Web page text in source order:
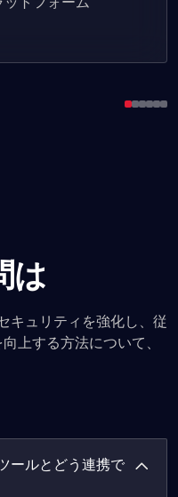
は
キュリティを強化し、従
上する方法について、
ールとどう連携で